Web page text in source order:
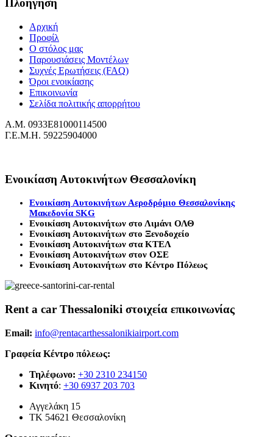
Πλοήγηση
Αρχική
Προφίλ
Ο στόλος μας
Παρουσιάσεις Μοντέλων
Συχνές Ερωτήσεις (FAQ)
Όροι ενοικίασης
Επικοινωνία
Σελίδα πολιτικής απορρήτου
Α.Μ. 0933Ε81000114500
Γ.Ε.Μ.Η. 59225904000
Ενοικίαση Αυτοκινήτων Θεσσαλονίκη
Ενοικίαση Αυτοκινήτων Αεροδρόμιο Θεσσαλονίκης
Μακεδονία SKG
Ενοικίαση Αυτοκινήτων στο Λιμάνι ΟΛΘ
Ενοικίαση Αυτοκινήτων στο Ξενοδοχείο
Ενοικίαση Αυτοκινήτων στα ΚΤΕΛ
Ενοικίαση Αυτοκινήτων στον ΟΣΕ
Ενοικίαση Αυτοκινήτων στο Κέντρο Πόλεως
Rent a car Thessaloniki στοιχεία επικοινωνίας
Email: info@rentacarthessalonikiairport.com
Γραφεία Κέντρο πόλεως:
Τηλέφωνο: +30 2310 234150
Κινητό: +30 6937 203 703
Αγγελάκη 15
ΤΚ 54621 Θεσσαλονίκη